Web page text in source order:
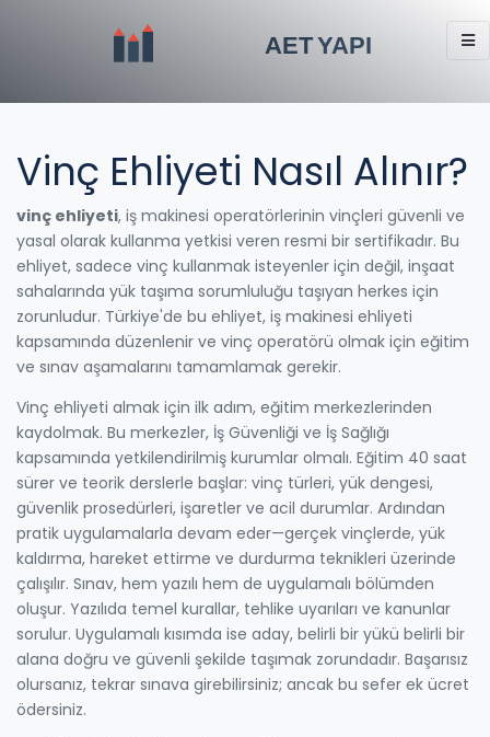
Vinç Ehliyeti Nasıl Alınır?
vinç ehliyeti, iş makinesi operatörlerinin vinçleri güvenli ve
yasal olarak kullanma yetkisi veren resmi bir sertifikadır. Bu
ehliyet, sadece vinç kullanmak isteyenler için değil, inşaat
sahalarında yük taşıma sorumluluğu taşıyan herkes için
zorunludur. Türkiye'de bu ehliyet, iş makinesi ehliyeti
kapsamında düzenlenir ve vinç operatörü olmak için eğitim
ve sınav aşamalarını tamamlamak gerekir.
Vinç ehliyeti almak için ilk adım, eğitim merkezlerinden
kaydolmak. Bu merkezler, İş Güvenliği ve İş Sağlığı
kapsamında yetkilendirilmiş kurumlar olmalı. Eğitim 40 saat
sürer ve teorik derslerle başlar: vinç türleri, yük dengesi,
güvenlik prosedürleri, işaretler ve acil durumlar. Ardından
pratik uygulamalarla devam eder—gerçek vinçlerde, yük
kaldırma, hareket ettirme ve durdurma teknikleri üzerinde
çalışılır. Sınav, hem yazılı hem de uygulamalı bölümden
oluşur. Yazılıda temel kurallar, tehlike uyarıları ve kanunlar
sorulur. Uygulamalı kısımda ise aday, belirli bir yükü belirli bir
alana doğru ve güvenli şekilde taşımak zorundadır. Başarısız
olursanız, tekrar sınava girebilirsiniz; ancak bu sefer ek ücret
ödersiniz.